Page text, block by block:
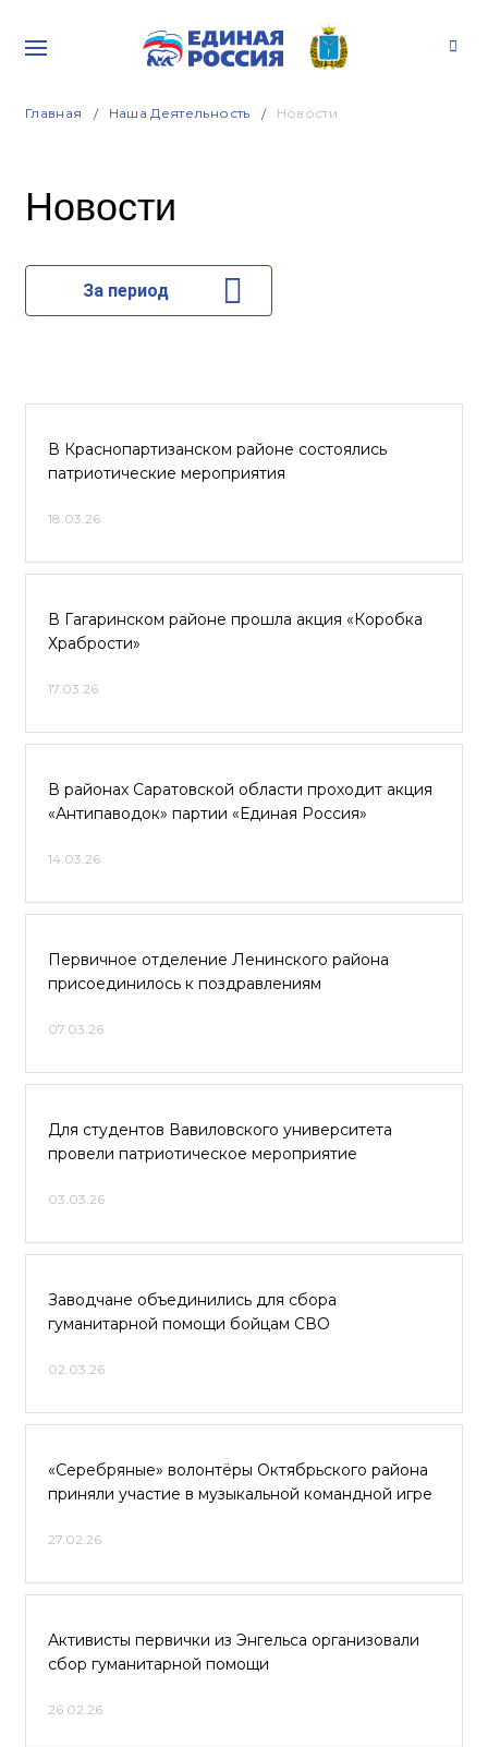
Главная Наша Деятельность Новости
Новости
За период
В Краснопартизанском районе состоялись
патриотические мероприятия
18.03.26
В Гагаринском районе прошла акция «Коробка
Храбрости»
17.03.26
В районах Саратовской области проходит акция
«Антипаводок» партии «Единая Россия»
14.03.26
Первичное отделение Ленинского района
присоединилось к поздравлениям
07.03.26
Для студентов Вавиловского университета
провели патриотическое мероприятие
03.03.26
Заводчане объединились для сбора
гуманитарной помощи бойцам СВО
02.03.26
«Серебряные» волонтёры Октябрьского района
приняли участие в музыкальной командной игре
27.02.26
Активисты первички из Энгельса организовали
сбор гуманитарной помощи
26.02.26